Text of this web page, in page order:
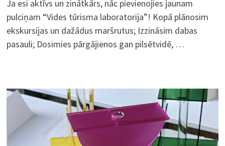
Ja esi aktīvs un zinātkārs, nāc pievienojies jaunam
pulciņam “Vides tūrisma laboratorija”! Kopā plānosim
ekskursijas un dažādus maršrutus; Izzināsim dabas
pasauli; Dosimies pārgājienos gan pilsētvidē, …